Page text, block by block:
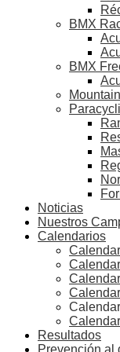
BMX
BMX
Noticias
Nuestros
Calendarios
Resultados
Prevención al